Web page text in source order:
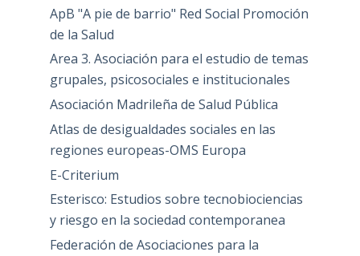
ApB "A pie de barrio" Red Social Promoción
de la Salud
Area 3. Asociación para el estudio de temas
grupales, psicosociales e institucionales
Asociación Madrileña de Salud Pública
Atlas de desigualdades sociales en las
regiones europeas-OMS Europa
E-Criterium
Esterisco: Estudios sobre tecnobiociencias
y riesgo en la sociedad contemporanea
Federación de Asociaciones para la